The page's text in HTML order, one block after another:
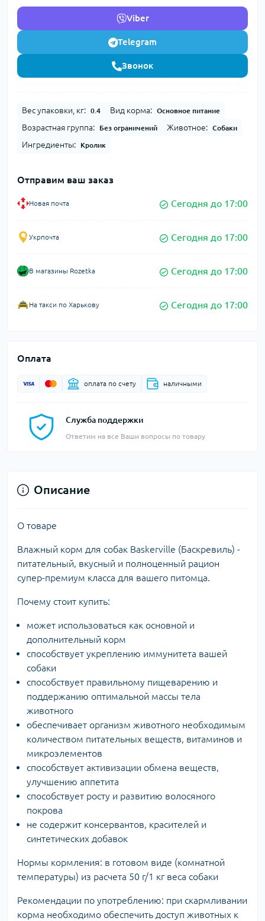
Viber
Telegram
Звонок
Вес упаковки, кг: 0.4 Вид корма: Основное питание
Возрастная группа: Без ограничений Животное: Собаки
Ингредиенты: Кролик
Отправим ваш заказ
Новая почта Сегодня до 17:00
Укрпочта Сегодня до 17:00
В магазины Rozetka Сегодня до 17:00
На такси по Харькову Сегодня до 17:00
Оплата
оплата по счету наличными
Служба поддержки
Ответим на все Ваши вопросы по товару
Описание
О товаре
Влажный корм для собак Baskerville (Баскревиль) -
питательный, вкусный и полноценный рацион
супер-премиум класса для вашего питомца.
Почему стоит купить:
может использоваться как основной и
дополнительный корм
способствует укреплению иммунитета вашей
собаки
способствует правильному пищеварению и
поддержанию оптимальной массы тела
животного
обеспечивает организм животного необходимым
количеством питательных веществ, витаминов и
микроэлементов
способствует активизации обмена веществ,
улучшению аппетита
способствует росту и развитию волосяного
покрова
не содержит консервантов, красителей и
синтетических добавок
Нормы кормления: в готовом виде (комнатной
температуры) из расчета 50 г/1 кг веса собаки
Рекомендации по употреблению: при скармливании
корма необходимо обеспечить доступ животных к